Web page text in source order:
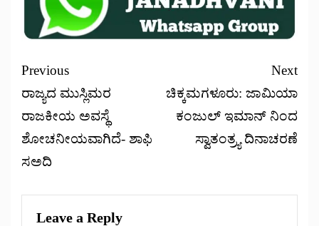
Previous
ರಾಜ್ಯದ ಮುಸ್ಲಿಮರ
ರಾಜಕೀಯ ಅವಸ್ಥೆ
ಶೋಚನೀಯವಾಗಿದೆ- ಶಾಫಿ
ಸಅದಿ
Next
ಚಿಕ್ಕಮಗಳೂರು: ಜಾಮಿಯಾ
ಕಂಜುಲ್ ಇಮಾನ್ ನಿಂದ
ಸ್ವಾತಂತ್ರ್ಯ ದಿನಾಚರಣೆ
Leave a Reply